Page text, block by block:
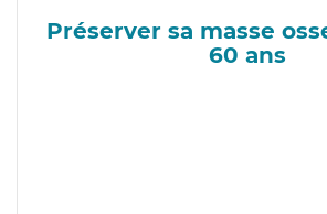
Préserver sa masse
60 ans